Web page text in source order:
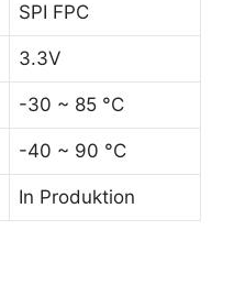
SPI FPC
3.3V
-30 ~ 85 °C
-40 ~ 90 °C
In Produktion